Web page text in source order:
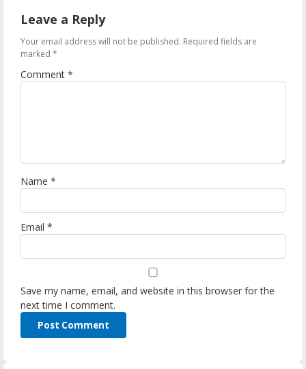
Leave a Reply
Your email address will not be published. Required fields are
marked *
Comment *
Name *
Email *
Save my name, email, and website in this browser for the
next time I comment.